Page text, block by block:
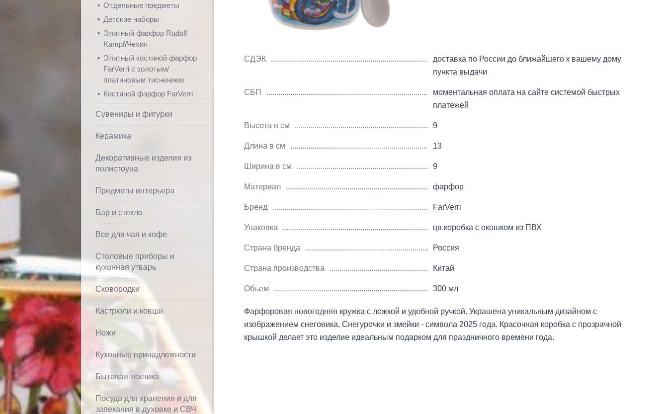
Отдельные предметы
Детские наборы
Элитный фарфор Rudolf
Kampf/Чехия
Элитный костяной фарфор
FarVerri с золотым/
платиновым тиснением
Костяной фарфор FarVerri
Сувениры и фигурки
Керамика
Декоративные изделия из
полистоуна
Предметы интерьера
Бар и стекло
Все для чая и кофе
Столовые приборы и
кухонная утварь
Сковородки
Кастрюли и ковши
Ножи
Кухонные принадлежности
Бытовая техника
Посуда для хранения и для
запекания в духовке и СВЧ
СДЭК
доставка по России до ближайшего к вашему дому
пункта выдачи
СБП
моментальная оплата на сайте системой быстрых
платежей
Высота в см 9
Длина в см 13
Ширина в см 9
Материал фарфор
Бренд FarVerri
Упаковка цв.коробка с окошком из ПВХ
Страна бренда Россия
Страна производства Китай
Объем 300 мл
Фарфоровая новогодняя кружка с ложкой и удобной ручкой. Украшена уникальным дизайном с
изображением снеговика, Снегурочки и змейки - символа 2025 года. Красочная коробка с прозрачной
крышкой делает это изделие идеальным подарком для праздничного времени года.